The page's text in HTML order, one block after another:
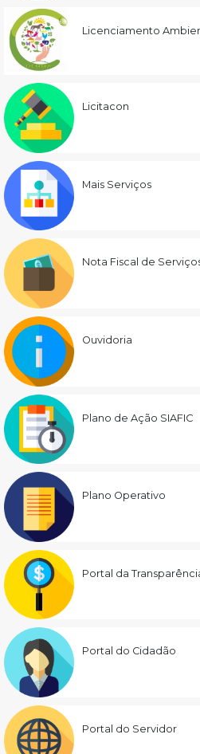
Licenciamento
Licitacon
Mais Serviços
Nota Fiscal de
Ouvidoria
Plano de Ação SIAFIC
Plano Operativo
Portal da
Portal do Cidadão
Portal do Servidor